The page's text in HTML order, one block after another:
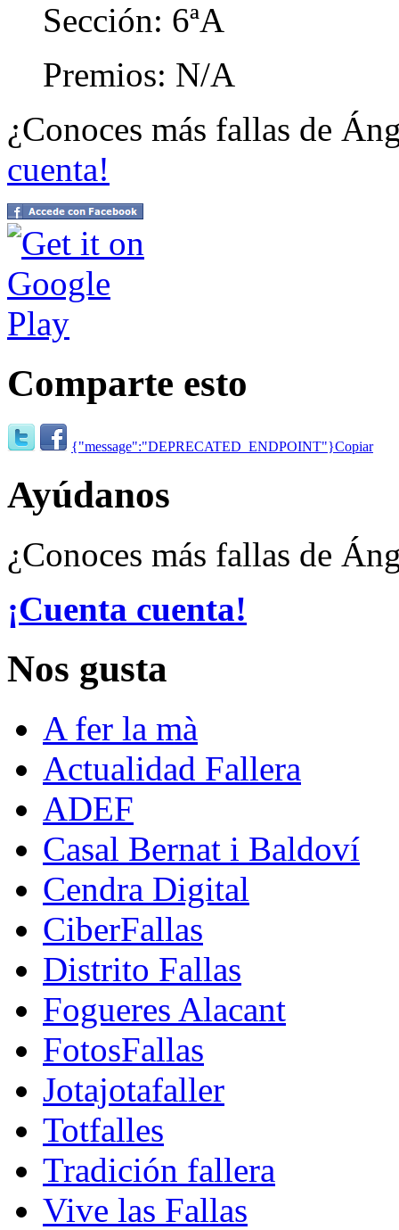
Sección: 6ªA
Premios: N/A
¿Conoces más fallas de
cuenta!
Comparte esto
{"message":"DEPRECATED_ENDPOINT"}Copiar
Ayúdanos
¿Conoces más fallas de
¡Cuenta cuenta!
Nos gusta
A fer la mà
Actualidad Fallera
ADEF
Casal Bernat i Baldoví
Cendra Digital
CiberFallas
Distrito Fallas
Fogueres Alacant
FotosFallas
Jotajotafaller
Totfalles
Tradición fallera
Vive las Fallas